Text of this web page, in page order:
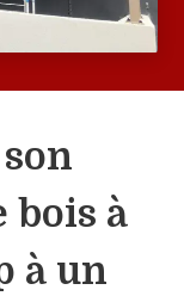
bois à
à un